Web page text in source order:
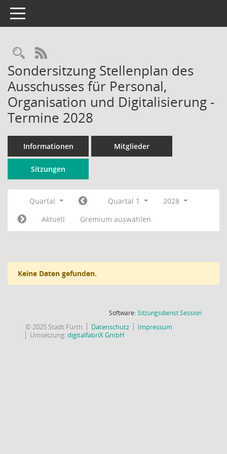
Toggle navigation
Rechercheauswahl
RSS-Feed
Sondersitzung Stellenplan des
Ausschusses für Personal,
Organisation und Digitalisierung -
Termine 2028
Informationen Mitglieder
Sitzungen
Quartal Quartal 1
2028
Aktuell
Gremium auswählen
Keine Daten gefunden.
Software:SitzungsdienstSession(Wird in
© 2025 Stadt Fürth Datenschutz
Impressum
Umsetzung:digitalfabriX GmbH